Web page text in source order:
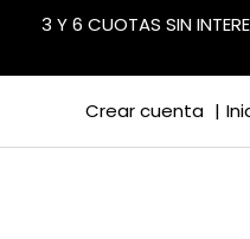
3 Y 6 CUOTAS SIN
Crear cuenta